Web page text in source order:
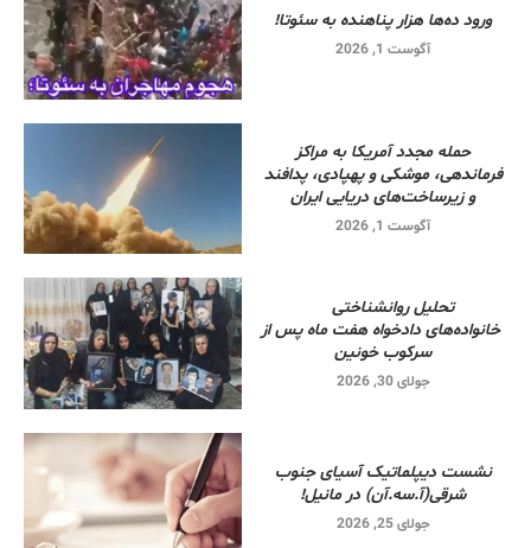
ورود ده‌ها هزار پناهنده به سئوتا!
آگوست 1, 2026
حمله مجدد آمریکا به مراکز
فرماندهی، موشکی و پهپادی، پدافند
و زیرساخت‌های دریایی ایران
آگوست 1, 2026
تحلیل روانشناختی
خانواده‌های دادخواه هفت ماه پس از
سرکوب خونین
جولای 30, 2026
نشست دیپلماتیک آسیای جنوب
شرقی‌(آ.سه.آن) در مانیل!
جولای 25, 2026